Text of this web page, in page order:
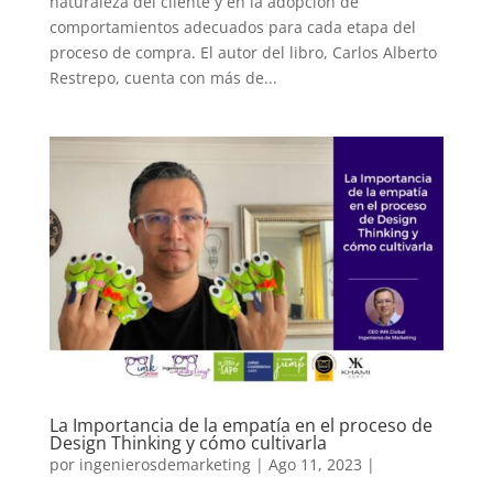
comportamientos adecuados para cada etapa del
proceso de compra. El autor del libro, Carlos Alberto
Restrepo, cuenta con más de...
La Importancia de la empatía en el proceso de
Design Thinking y cómo cultivarla
por ingenierosdemarketing| Ago 11, 2023 |